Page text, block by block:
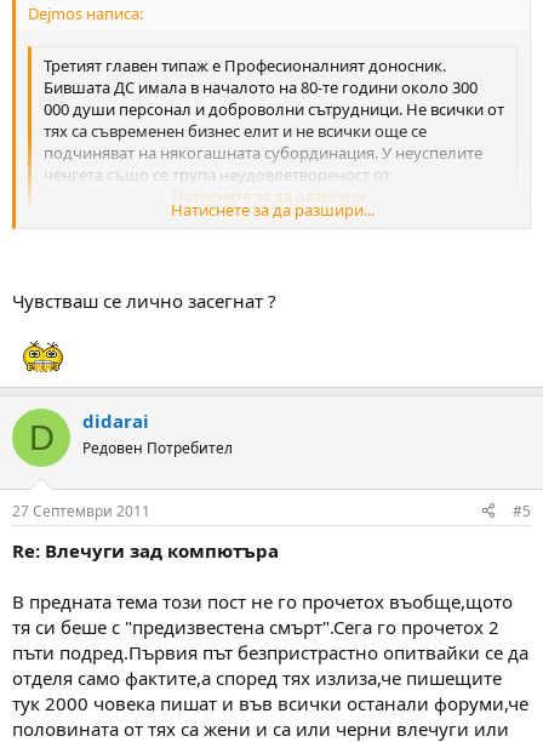
Dejmos написа:
Третият главен типаж е Професионалният доносник.
Бившата ДС имала в началото на 80-те години около 300
000 души персонал и доброволни сътрудници. Не всички от
тях са съвременен бизнес елит и не всички още се
подчиняват на някогашната субординация. У неуспелите
ченгета също се трупа неудовлетвореност от
капиталистическите времена.Натиснете за да разшири...
Айде пак Държавна сигурност виновна
Натиснете за да разшири...
Чувстваш се лично засегнат ?
D didarai
Редовен Потребител
27 Септември 2011 #5
Re: Влечуги зад компютъра
В предната тема този пост не го прочетох въобще,щото
тя си беше с "предизвестена смърт".Сега го прочетох 2
пъти подред.Първия път безпристрастно опитвайки се да
отделя само фактите,а според тях излиза,че пишещите
тук 2000 човека пишат и във всички останали форуми,че
половината от тях са жени и са или черни влечуги или